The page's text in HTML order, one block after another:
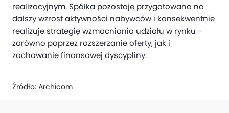
realizacyjnym. Spółka pozostaje przygotowana na
dalszy wzrost aktywności nabywców i konsekwentnie
realizuje strategię wzmacniania udziału w rynku –
zarówno poprzez rozszerzanie oferty, jak i
zachowanie finansowej dyscypliny.
Źródło: Archicom